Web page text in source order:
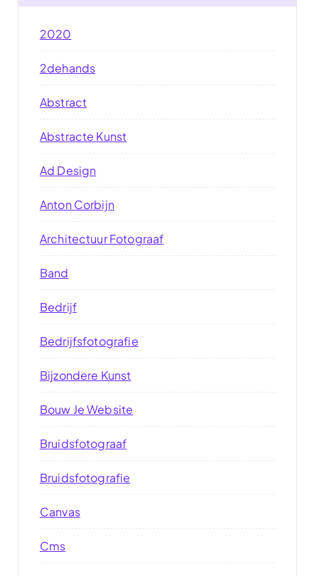
2020
2dehands
Abstract
Abstracte Kunst
Ad Design
Anton Corbijn
Architectuur Fotograaf
Band
Bedrijf
Bedrijfsfotografie
Bijzondere Kunst
Bouw Je Website
Bruidsfotograaf
Bruidsfotografie
Canvas
Cms